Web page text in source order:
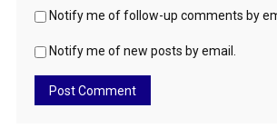
Notify me of follow-up comments by
Notify me of new posts by email.